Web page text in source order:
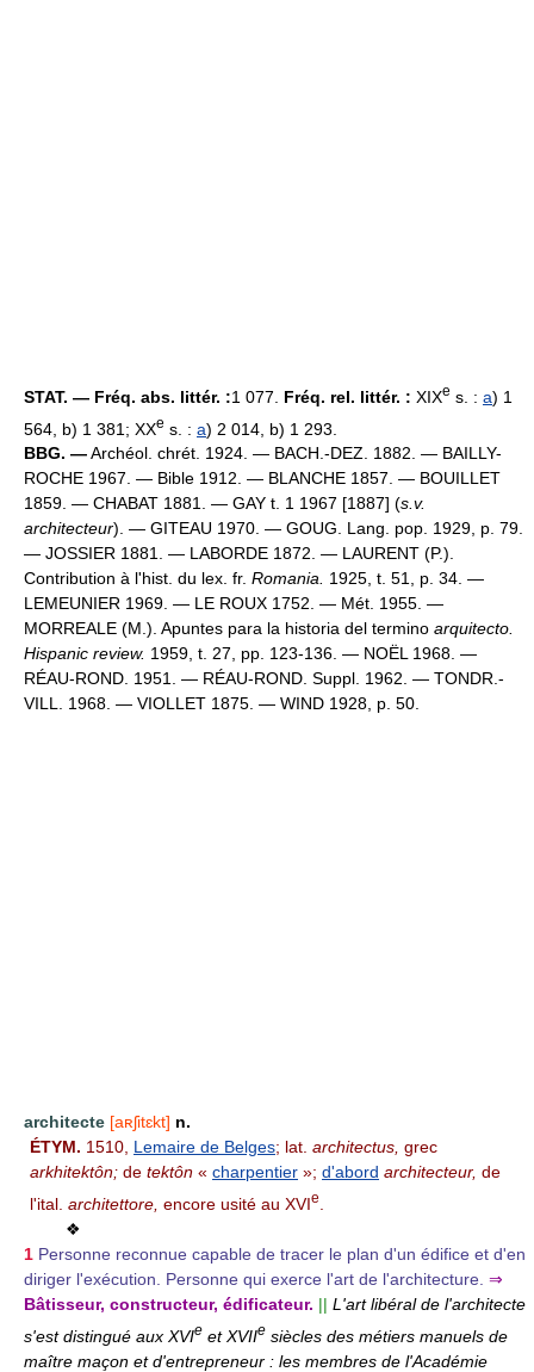
STAT. — Fréq. abs. littér. :1 077. Fréq. rel. littér. : XIXe s. : a) 1
564, b) 1 381; XXe s. : a) 2 014, b) 1 293.
BBG. —Archéol. chrét. 1924. — BACH.-DEZ. 1882. — BAILLY-
ROCHE 1967. — Bible 1912. — BLANCHE 1857. — BOUILLET
1859. — CHABAT 1881. — GAY t. 1 1967 [1887] (s.v.
architecteur). — GITEAU 1970. — GOUG. Lang. pop. 1929, p. 79.
— JOSSIER 1881. — LABORDE 1872. — LAURENT (P.).
Contribution à l'hist. du lex. fr. Romania. 1925, t. 51, p. 34. —
LEMEUNIER 1969. — LE ROUX 1752. — Mét. 1955. —
MORREALE (M.). Apuntes para la historia del termino arquitecto.
Hispanic review. 1959, t. 27, pp. 123-136. — NOËL 1968. —
RÉAU-ROND. 1951. — RÉAU-ROND. Suppl. 1962. — TONDR.-
VILL. 1968. — VIOLLET 1875. — WIND 1928, p. 50.
architecte [aʀʃitɛkt] n.
ÉTYM. 1510, Lemaire de Belges; lat. architectus, grec
arkhitektôn; de tektôn « charpentier »; d'abord architecteur, de
l'ital. architettore, encore usité au XVIe
❖
1 Personne reconnue capable de tracer le plan d'un édifice et d'en
diriger l'exécution. Personne qui exerce l'art de l'architecture. ⇒
Bâtisseur, constructeur, édificateur. || L'art libéral de l'architecte
s'est distingué aux XVIe et XVIIe siècles des métiers manuels de
maître maçon et d'entrepreneur : les membres de l'Académie